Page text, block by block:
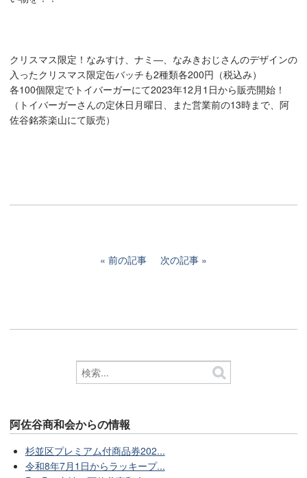
クリスマス限定！なみすけ、ナミ―、なみきおじさんのデザインの
入ったクリスマス限定缶バッチも2種類各200円（税込み）
各100個限定でトイバーガーにて2023年12月1日から販売開始！
（トイバーガーさんの定休日月曜日、また営業前の13時まで、阿
佐谷銘茶楽山にて販売）
前の記事 次の記事
阿佐谷商和会からの情報
杉並区プレミアム付商品券202...
令和8年7月1日からラッキープ...